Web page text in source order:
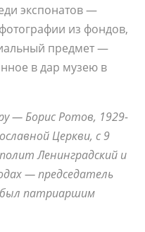
экспонатов —
из фондов,
предмет —
в дар музею в
— Борис Ротов, 1929-
Церкви, с 9
Ленинградский и
— председатель
был патриаршим